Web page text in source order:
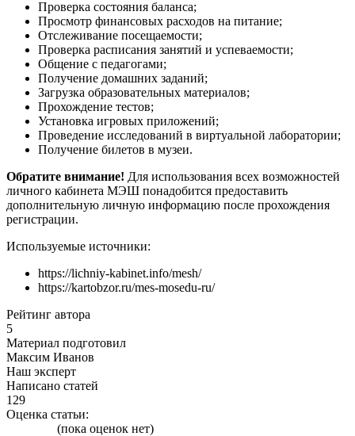
Проверка состояния баланса;
Просмотр финансовых расходов на питание;
Отслеживание посещаемости;
Проверка расписания занятий и успеваемости;
Общение с педагогами;
Получение домашних заданий;
Загрузка образовательных материалов;
Прохождение тестов;
Установка игровых приложений;
Проведение исследований в виртуальной лаборатории;
Получение билетов в музеи.
Обратите внимание! Для использования всех возможностей
личного кабинета МЭШ понадобится предоставить
дополнительную личную информацию после прохождения
регистрации.
Используемые источники:
https://lichniy-kabinet.info/mesh/
https://kartobzor.ru/mes-mosedu-ru/
Рейтинг автора
5
Материал подготовил
Максим Иванов
Наш эксперт
Написано статей
129
Оценка статьи:
(пока оценок нет)